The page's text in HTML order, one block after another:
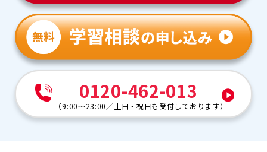
0120-462-013
（9:00～23:00／土日・祝日も受付しております）